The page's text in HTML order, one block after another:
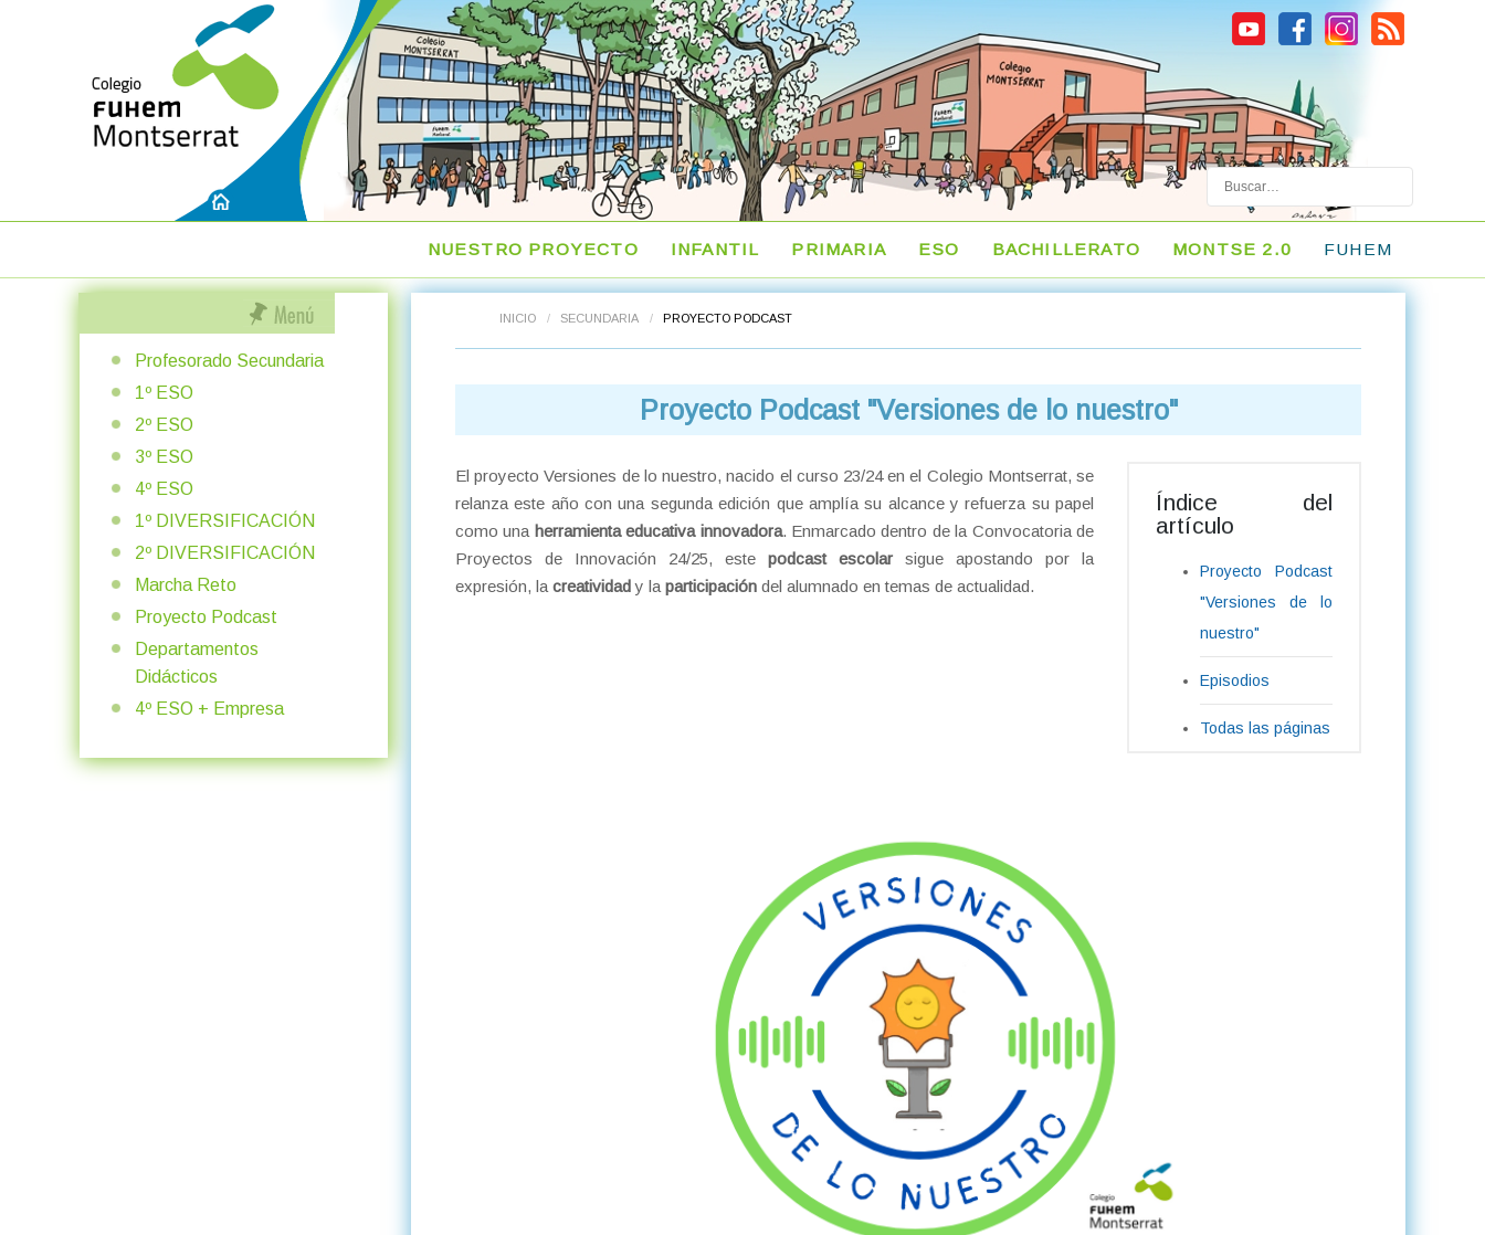
Buscar
NUESTRO PROYECTO INFANTIL PRIMARIA ESO BACHILLERATO MONTSE 2.0 FUHEM
INICIO / SECUNDARIA / PROYECTO PODCAST
Proyecto Podcast "Versiones de lo nuestro"
Índice del
artículo
Proyecto Podcast
"Versiones de lo
nuestro"
Episodios
Todas las páginas
El proyecto Versiones de lo nuestro, nacido el curso 23/24 en el Colegio Montserrat, se
relanza este año con una segunda edición que amplía su alcance y refuerza su papel
como una herramienta educativa innovadora. Enmarcado dentro de la Convocatoria de
Proyectos de Innovación 24/25, este podcast escolar sigue apostando por la
expresión, la creatividady la participación del alumnado en temas de actualidad.
Profesorado Secundaria
1º ESO
2º ESO
3º ESO
4º ESO
1º DIVERSIFICACIÓN
2º DIVERSIFICACIÓN
Marcha Reto
Proyecto Podcast
Departamentos
Didácticos
4º ESO + Empresa